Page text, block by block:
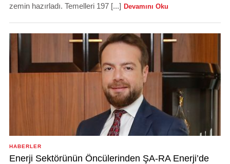
zemin hazırladı. Temelleri 197 [...] Devamını Oku
HABERLER
Enerji Sektörünün Öncülerinden ŞA-RA Enerji’de